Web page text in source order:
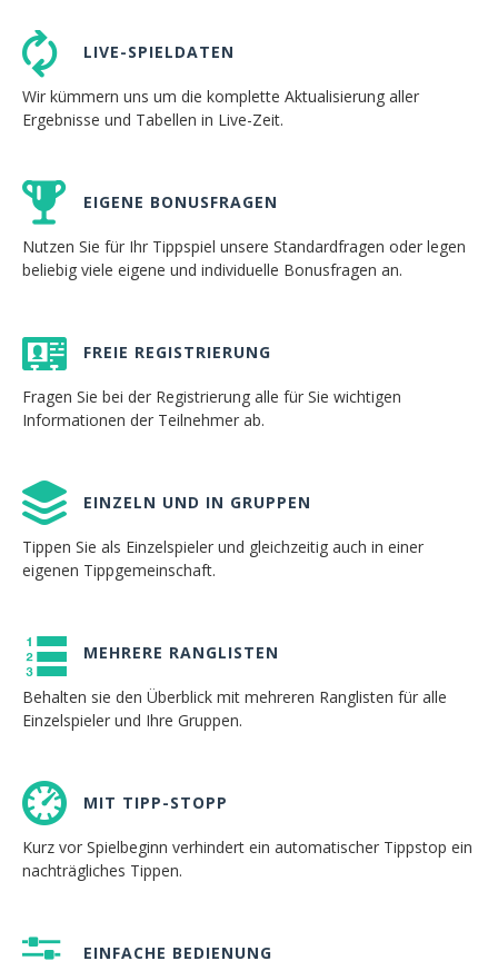
LIVE-SPIELDATEN
Wir kümmern uns um die komplette Aktualisierung aller
Ergebnisse und Tabellen in Live-Zeit.
EIGENE BONUSFRAGEN
Nutzen Sie für Ihr Tippspiel unsere Standardfragen oder legen
beliebig viele eigene und individuelle Bonusfragen an.
FREIE REGISTRIERUNG
Fragen Sie bei der Registrierung alle für Sie wichtigen
Informationen der Teilnehmer ab.
EINZELN UND IN GRUPPEN
Tippen Sie als Einzelspieler und gleichzeitig auch in einer
eigenen Tippgemeinschaft.
MEHRERE RANGLISTEN
Behalten sie den Überblick mit mehreren Ranglisten für alle
Einzelspieler und Ihre Gruppen.
MIT TIPP-STOPP
Kurz vor Spielbeginn verhindert ein automatischer Tippstop ein
nachträgliches Tippen.
EINFACHE BEDIENUNG